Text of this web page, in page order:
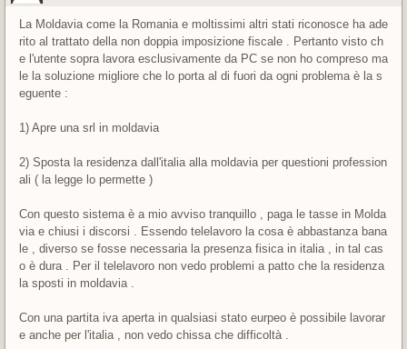
La Moldavia come la Romania e moltissimi altri stati riconosce ha ade
rito al trattato della non doppia imposizione fiscale . Pertanto visto ch
e l'utente sopra lavora esclusivamente da PC se non ho compreso ma
le la soluzione migliore che lo porta al di fuori da ogni problema è la s
eguente :
1) Apre una srl in moldavia
2) Sposta la residenza dall'italia alla moldavia per questioni profession
ali ( la legge lo permette )
Con questo sistema è a mio avviso tranquillo , paga le tasse in Molda
via e chiusi i discorsi . Essendo telelavoro la cosa è abbastanza bana
le , diverso se fosse necessaria la presenza fisica in italia , in tal cas
o è dura . Per il telelavoro non vedo problemi a patto che la residenza
la sposti in moldavia .
Con una partita iva aperta in qualsiasi stato eurpeo è possibile lavorar
e anche per l'italia , non vedo chissa che difficoltà .